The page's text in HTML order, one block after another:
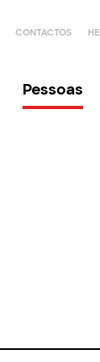
CONTACTOS
Pessoas